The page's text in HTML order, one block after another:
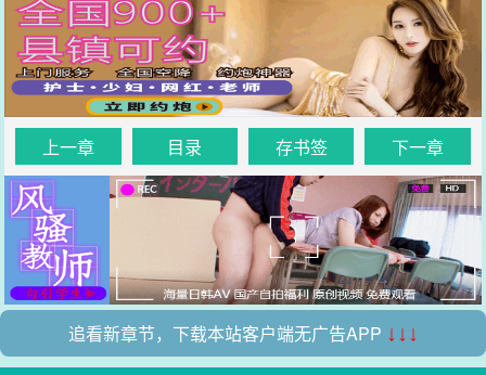
上一章 目录 存书签 下一章
追看新章节，下载本站客户端无广告APP ↓↓↓